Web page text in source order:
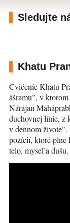
Sledujte
Khatu
Cvičenie Khatu
ášramu", v
Nárájan
duchovnej línie, z
v dennom živote".
pozícií, ktoré plne
telo, myseľ a dušu.